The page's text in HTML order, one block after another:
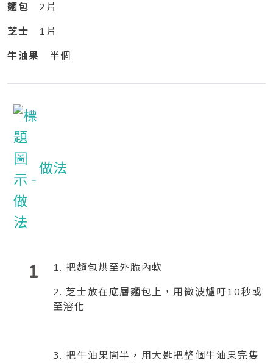
麵包 2片
芝士 1片
牛油果 半個
做法
1
1. 把麵包烘至外脆內軟
2. 芝士放在底層麵包上，用微波爐叮10秒或
至溶化
3. 把牛油果開半，用大匙把整個牛油果完隻